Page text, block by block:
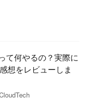
て何やるの？実際に
想をレビューしま